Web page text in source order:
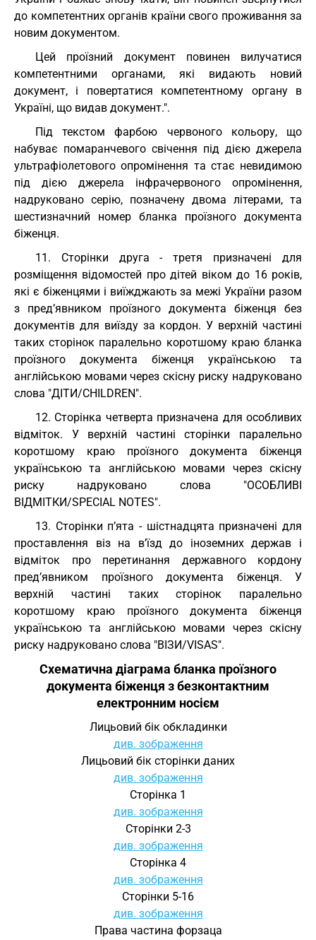
до компетентних органів країни свого проживання за
новим документом.
Цей проїзний документ повинен вилучатися
компетентними органами, які видають новий
документ, і повертатися компетентному органу в
Україні, що видав документ.".
Під текстом фарбою червоного кольору, що
набуває помаранчевого свічення під дією джерела
ультрафіолетового опромінення та стає невидимою
під дією джерела інфрачервоного опромінення,
надруковано серію, позначену двома літерами, та
шестизначний номер бланка проїзного документа
біженця.
11. Сторінки друга - третя призначені для
розміщення відомостей про дітей віком до 16 років,
які є біженцями і виїжджають за межі України разом
з пред’явником проїзного документа біженця без
документів для виїзду за кордон. У верхній частині
таких сторінок паралельно коротшому краю бланка
проїзного документа біженця українською та
англійською мовами через скісну риску надруковано
слова "ДІТИ/CHILDREN".
12. Сторінка четверта призначена для особливих
відміток. У верхній частині сторінки паралельно
коротшому краю проїзного документа біженця
українською та англійською мовами через скісну
риску надруковано слова "ОСОБЛИВІ
ВІДМІТКИ/SPECIAL NOTES".
13. Сторінки п’ята - шістнадцята призначені для
проставлення віз на в’їзд до іноземних держав і
відміток про перетинання державного кордону
пред’явником проїзного документа біженця. У
верхній частині таких сторінок паралельно
коротшому краю проїзного документа біженця
українською та англійською мовами через скісну
риску надруковано слова "ВІЗИ/VISAS".
Схематична діаграма бланка проїзного
документа біженця з безконтактним
електронним носієм
Лицьовий бік обкладинки
див. зображення
Лицьовий бік сторінки даних
див. зображення
Сторінка 1
див. зображення
Сторінки 2-3
див. зображення
Сторінка 4
див. зображення
Сторінки 5-16
див. зображення
Права частина форзаца